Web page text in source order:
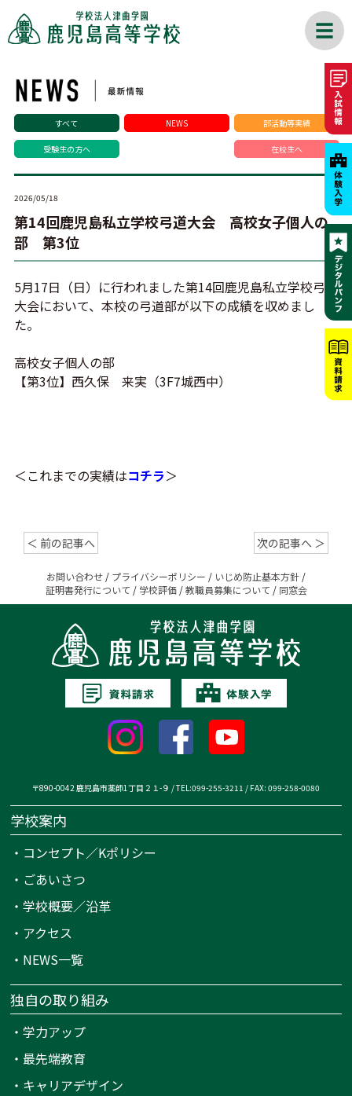
すべて NEWS 部活動等実績
受験生の方へ 在校生へ
2026/05/18
第14回鹿児島私立学校弓道大会 高校女子個人の
部 第3位
5月17日（日）に行われました第14回鹿児島私立学校弓道
大会において、本校の弓道部が以下の成績を収めまし
た。
高校女子個人の部
【第3位】西久保 来実（3F7城西中）
＜これまでの実績はコチラ＞
＜ 前の記事へ 次の記事へ ＞
お問い合わせ / プライバシーポリシー / いじめ防止基本方針 /
証明書発行について / 学校評価/教職員募集について / 同窓会
〒890-0042 鹿児島市薬師1丁目２１-９ / TEL:099-255-3211 / FAX: 099-258-0080
学校案内
・ コンセプト／Kポリシー
・ ごあいさつ
・学校概要／沿革
・ アクセス
・ NEWS一覧
独自の取り組み
・学力アップ
・最先端教育
・ キャリアデザイン